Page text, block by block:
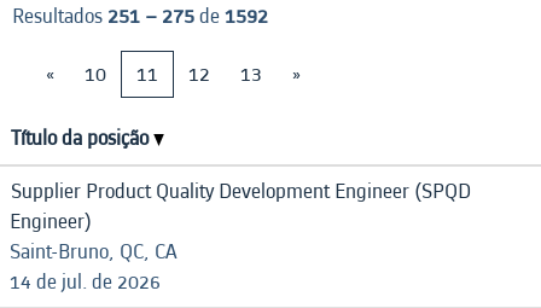
Resultados 251 – 275de1592
«
10 11 12 13 »
Título da posição
Supplier Product Quality Development Engineer (SPQD
Engineer)
Saint-Bruno, QC, CA
14 de jul. de 2026